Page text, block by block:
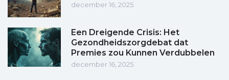
december 16, 2025
Een Dreigende Crisis: Het
Gezondheidszorgdebat dat
Premies zou Kunnen Verdubbelen
december 16, 2025